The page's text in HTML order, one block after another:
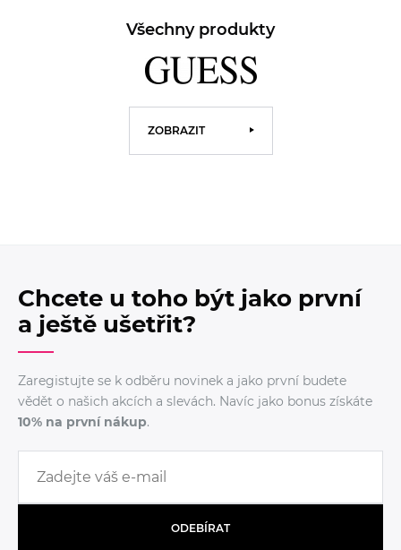
Všechny produkty
ZOBRAZIT
Chcete u toho být jako první
a ještě ušetřit?
Zaregistujte se k odběru novinek a jako první budete
vědět o našich akcích a slevách. Navíc jako bonus získáte
10% na první nákup.
ODEBÍRAT